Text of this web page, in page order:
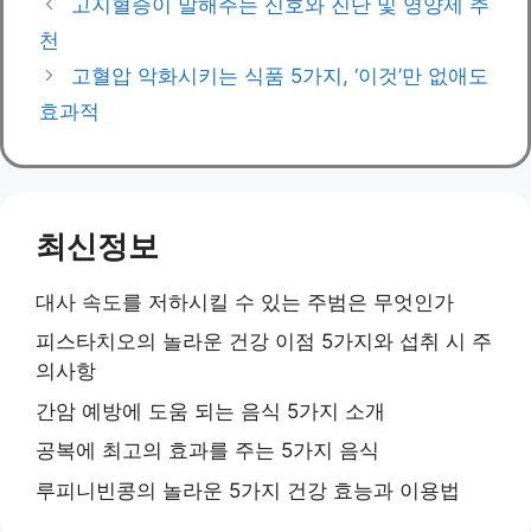
천
고혈압 악화시키는 식품 5가지, ‘이것’만 없애도
효과적
최신정보
대사 속도를 저하시킬 수 있는 주범은 무엇인가
피스타치오의 놀라운 건강 이점 5가지와 섭취 시 주
의사항
간암 예방에 도움 되는 음식 5가지 소개
공복에 최고의 효과를 주는 5가지 음식
루피니빈콩의 놀라운 5가지 건강 효능과 이용법